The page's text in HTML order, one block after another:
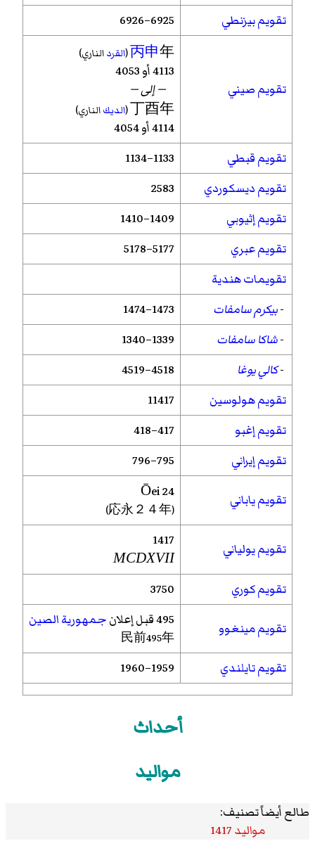
تقويم بيزنطي 6925–6926
تقويم صيني
丙申年
(القردالناري)
4113 أو 4053
— إلى —
丁酉年
(الديكالناري)
4114 أو 4054
تقويم قبطي
1133–1134
تقويم ديسكوردي
2583
تقويم إثيوبي
1409–1410
تقويم عبري
5177–5178
تقويمات هندية
-بيكرم سامفات
1473–1474
-شاكا سامفات
1339–1340
-كالي يوغا
4518–4519
تقويم هولوسين
11417
تقويم إغبو
417–418
تقويم إيراني
795–796
تقويم ياباني Ōei24
(応永２４年)
تقويم يولياني 1417
MCDXVII
تقويم كوري 3750
تقويم مينغوو 495 قبل إعلان جمهورية الصين
民前495年
تقويم تايلندي 1959–1960
أحداث
مواليد
طالع أيضاً تصنيف:
مواليد 1417